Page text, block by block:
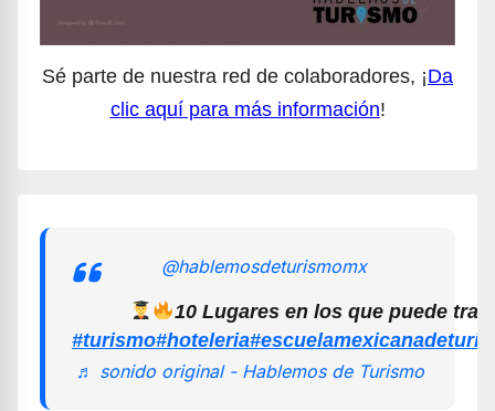
Sé parte de nuestra red de colaboradores, ¡Da
clic aquí para más información!
@hablemosdeturismomx
10 Lugares en los que puede
#turismo#hoteleria
♬ sonido original - Hablemos de Turismo